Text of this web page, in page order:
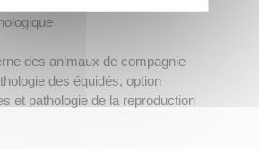
des animaux de compagnie
des équidés, option
et pathologie de la reproduction